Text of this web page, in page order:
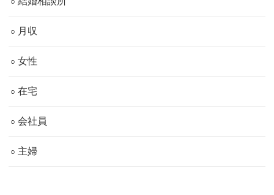
月収
女性
在宅
会社員
主婦